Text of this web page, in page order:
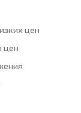
цен
цен